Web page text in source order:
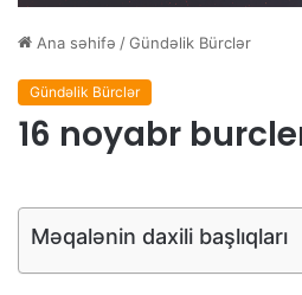
Ana səhifə /Gündəlik Bürclər
Gündəlik Bürclər
16 noyabr
Məqalənin daxili başlıqları